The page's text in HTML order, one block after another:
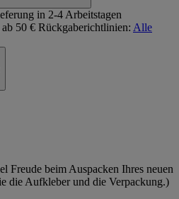
in 2-4 Arbeitstagen
50 € Rückgaberichtlinien: Alle
Freude beim Auspacken Ihres neuen
die Aufkleber und die Verpackung.)